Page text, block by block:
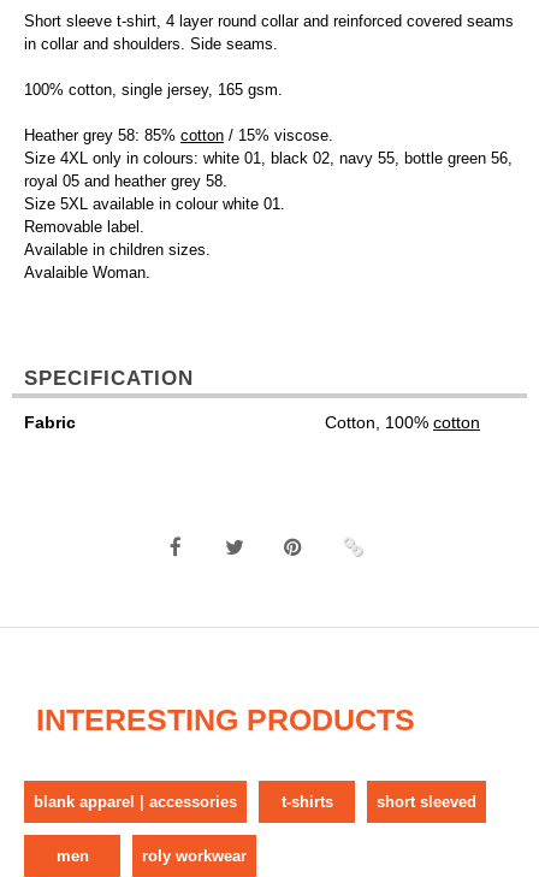
Short sleeve t-shirt, 4 layer round collar and reinforced covered seams
in collar and shoulders. Side seams.
100% cotton, single jersey, 165 gsm.
Heather grey 58: 85% cotton / 15% viscose.
Size 4XL only in colours: white 01, black 02, navy 55, bottle green 56,
royal 05 and heather grey 58.
Size 5XL available in colour white 01.
Removable label.
Available in children sizes.
Avalaible Woman.
SPECIFICATION
Fabric Cotton, 100% cotton
INTERESTING PRODUCTS
blank apparel | accessories t-shirts short sleeved
men roly workwear